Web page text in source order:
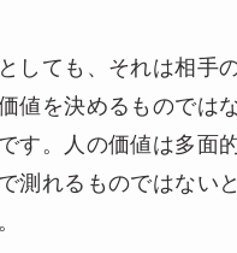
しても、それは相手
値を決めるものでは
す。人の価値は多面
測れるものではない